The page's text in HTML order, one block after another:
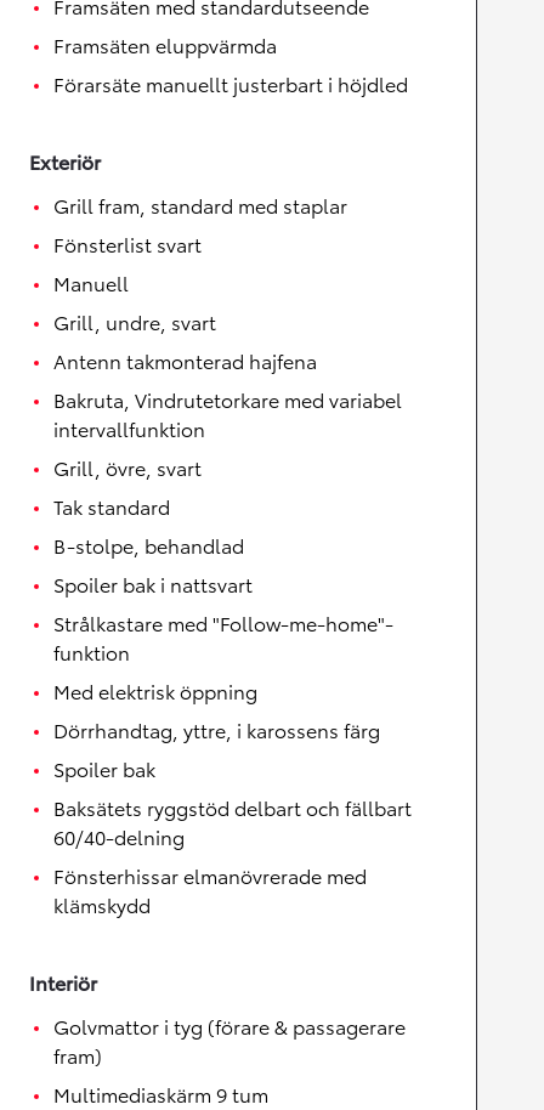
Framsäten med standardutseende
Framsäten eluppvärmda
Förarsäte manuellt justerbart i höjdled
Exteriör
Grill fram, standard med staplar
Fönsterlist svart
Manuell
Grill, undre, svart
Antenn takmonterad hajfena
Bakruta, Vindrutetorkare med variabel
intervallfunktion
Grill, övre, svart
Tak standard
B-stolpe, behandlad
Spoiler bak i nattsvart
Strålkastare med "Follow-me-home"-
funktion
Med elektrisk öppning
Dörrhandtag, yttre, i karossens färg
Spoiler bak
Baksätets ryggstöd delbart och fällbart
60/40-delning
Fönsterhissar elmanövrerade med
klämskydd
Interiör
Golvmattor i tyg (förare & passagerare
fram)
Multimediaskärm 9 tum